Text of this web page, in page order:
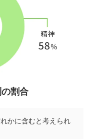
割合
かに含むと考えられ